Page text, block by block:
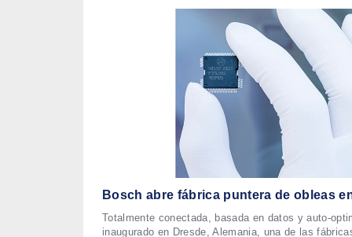
Bosch abre fábrica puntera de obleas
Totalmente conectada, basada en datos y auto-
inaugurado en Dresde, Alemania, una de las